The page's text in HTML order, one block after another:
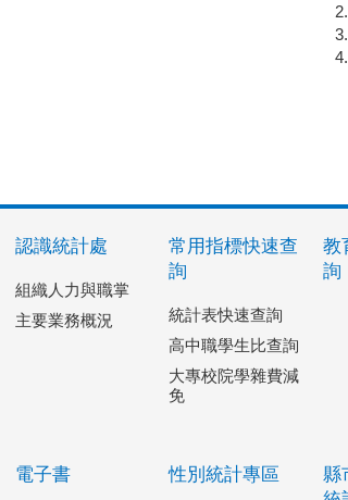
認識統計處
組織人力與職掌
主要業務概況
常用指標快速查
詢
統計表快速查詢
高中職學生比查詢
大專校院學雜費減
免
教
詢
電子書 性別統計專區
縣